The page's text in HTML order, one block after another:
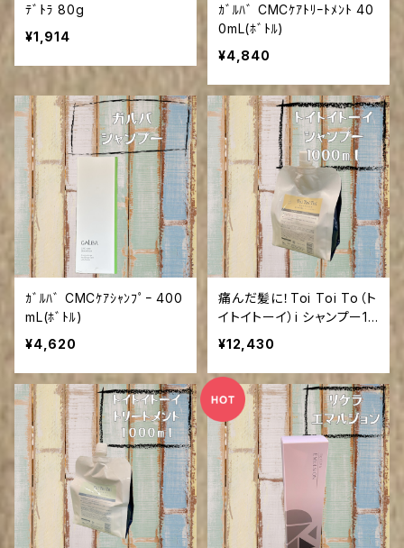
ﾃﾞﾄﾗ 80g
¥1,914
ｶﾞﾙﾊﾞ CMCｹｱﾄﾘｰﾄﾒﾝﾄ 40
0mL(ﾎﾞﾄﾙ)
¥4,840
ｶﾞﾙﾊﾞ CMCｹｱｼｬﾝﾌﾟｰ 400
mL(ﾎﾞﾄﾙ)
¥4,620
痛んだ髪に！Toi Toi To（ト
イトイトーイ）i シャンプー10
00ml(ご来店の方送料引き）
¥12,430